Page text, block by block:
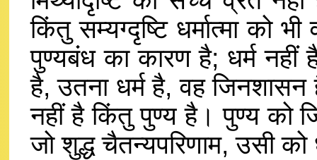
किंतु सम्यग्दृष्टि धर्मात्मा को
पुण्यबंध का कारण है; धर्म नहीं
है, उतना धर्म है, वह जिनशासन
नहीं है किंतु पुण्य है। पुण्य को
जो शुद्ध चैतन्यपरिणाम, उसी को